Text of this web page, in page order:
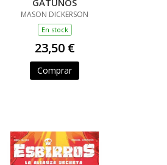
GATUNOS
MASON DICKERSON
En stock
23,50 €
Comprar